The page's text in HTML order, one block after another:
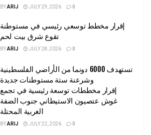
BYARIJ JULY 29, 2026 0
إقرار مخطط توسعي رئيسي في مستوطنة
تقوع شرق بيت لحم
BYARIJ JULY 28, 2026 0
تستهدف 6000 دونما من الأراضي الفلسطينية
وشرعنة ستة مستوطنات جديدة
إقرار مخططات توسعة رئيسية في تجمع
غوش عتصيون الاستيطاني جنوب الضفة
الغربية المحتلة
BYARIJ JULY 22, 2026 0